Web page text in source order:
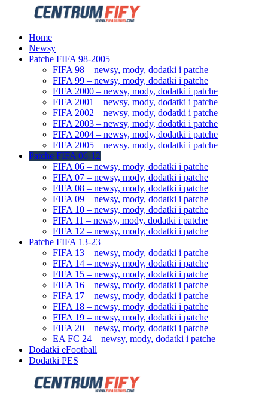
Home
Newsy
Patche FIFA 98-2005
FIFA 98 – newsy, mody, dodatki i patche
FIFA 99 – newsy, mody, dodatki i patche
FIFA 2000 – newsy, mody, dodatki i patche
FIFA 2001 – newsy, mody, dodatki i patche
FIFA 2002 – newsy, mody, dodatki i patche
FIFA 2003 – newsy, mody, dodatki i patche
FIFA 2004 – newsy, mody, dodatki i patche
FIFA 2005 – newsy, mody, dodatki i patche
Patche FIFA 06-12
FIFA 06 – newsy, mody, dodatki i patche
FIFA 07 – newsy, mody, dodatki i patche
FIFA 08 – newsy, mody, dodatki i patche
FIFA 09 – newsy, mody, dodatki i patche
FIFA 10 – newsy, mody, dodatki i patche
FIFA 11 – newsy, mody, dodatki i patche
FIFA 12 – newsy, mody, dodatki i patche
Patche FIFA 13-23
FIFA 13 – newsy, mody, dodatki i patche
FIFA 14 – newsy, mody, dodatki i patche
FIFA 15 – newsy, mody, dodatki i patche
FIFA 16 – newsy, mody, dodatki i patche
FIFA 17 – newsy, mody, dodatki i patche
FIFA 18 – newsy, mody, dodatki i patche
FIFA 19 – newsy, mody, dodatki i patche
FIFA 20 – newsy, mody, dodatki i patche
EA FC 24 – newsy, mody, dodatki i patche
Dodatki eFootball
Dodatki PES